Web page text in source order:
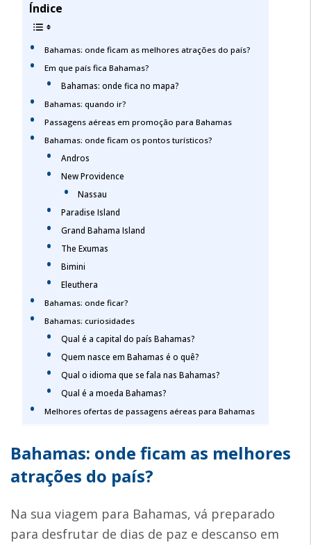
Índice
Bahamas: onde ficam as melhores atrações do país?
Em que país fica Bahamas?
Bahamas: onde fica no mapa?
Bahamas: quando ir?
Passagens aéreas em promoção para Bahamas
Bahamas: onde ficam os pontos turísticos?
Andros
New Providence
Nassau
Paradise Island
Grand Bahama Island
The Exumas
Bimini
Eleuthera
Bahamas: onde ficar?
Bahamas: curiosidades
Qual é a capital do país Bahamas?
Quem nasce em Bahamas é o quê?
Qual o idioma que se fala nas Bahamas?
Qual é a moeda Bahamas?
Melhores ofertas de passagens aéreas para Bahamas
Bahamas: onde ficam as melhores
atrações do país?
Na sua viagem para Bahamas, vá preparado
para desfrutar de dias de paz e descanso em